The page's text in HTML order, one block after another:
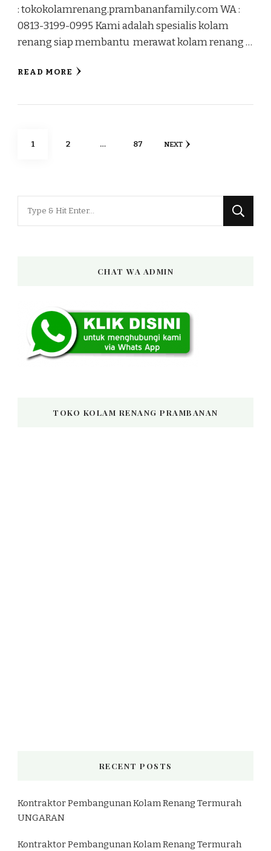
: tokokolamrenang.prambananfamily.com WA :
0813-3199-0995 Kami adalah spesialis kolam
renang siap membantu merawat kolam renang …
READ MORE
Posts
PAGE
1 PAGE
2 … PAGE
87 NEXT
CHAT WA ADMIN
TOKO KOLAM RENANG PRAMBANAN
RECENT POSTS
Kontraktor Pembangunan Kolam Renang Termurah
UNGARAN
Kontraktor Pembangunan Kolam Renang Termurah